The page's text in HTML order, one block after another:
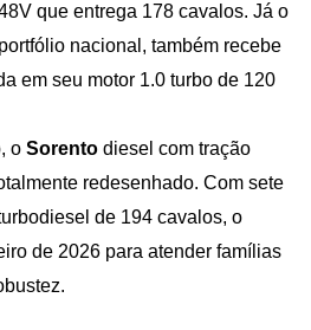
que entrega 178 cavalos. Já o
nacional, também recebe
em seu motor 1.0 turbo de 120
o Sorento diesel com tração
redesenhado. Com sete
de 194 cavalos, o
de 2026 para atender famílias